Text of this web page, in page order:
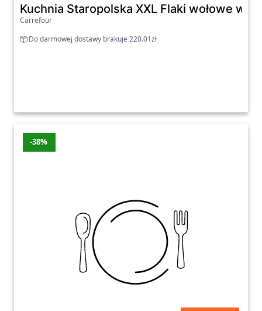
Kuchnia Staropolska XXL Flaki wołowe w
Carrefour
Do darmowej dostawy brakuje 220.01zł
-38%